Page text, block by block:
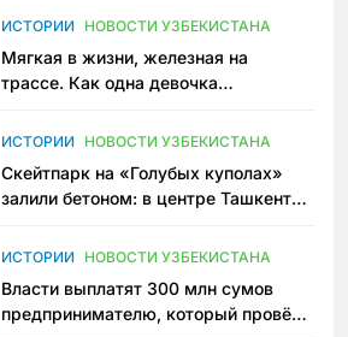
ИСТОРИИ НОВОСТИ УЗБЕКИСТАНА
Мягкая в жизни, железная на
трассе. Как одна девочка
Узбекистане
ИСТОРИИ НОВОСТИ УЗБЕКИСТАНА
Скейтпарк на «Голубых куполах»
залили бетоном: в центре Ташкента
пространство
ИСТОРИИ НОВОСТИ УЗБЕКИСТАНА
Власти выплатят 300 млн сумов
предпринимателю, который провёл